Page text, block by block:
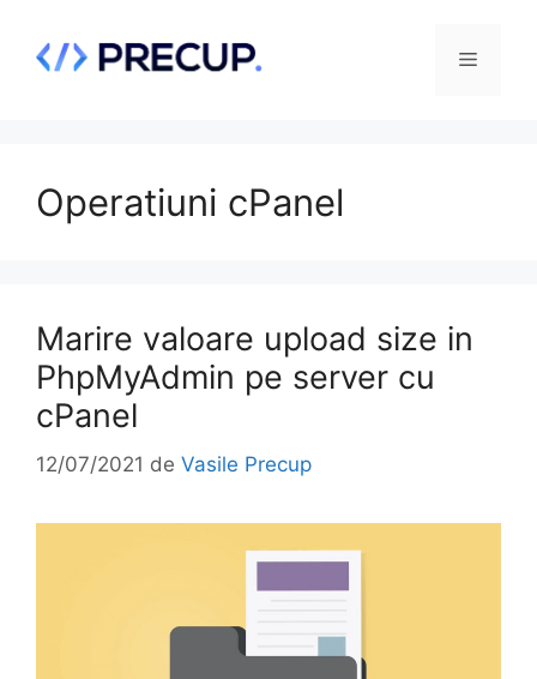
conținut
Meniu
Operatiuni cPanel
Marire valoare upload size in
PhpMyAdmin pe server cu
cPanel
12/07/2021 de Vasile Precup